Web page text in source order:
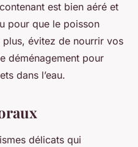
est bien aéré et
pour que le poisson
évitez de nourrir vos
déménagement pour
dans l’eau.
délicats qui